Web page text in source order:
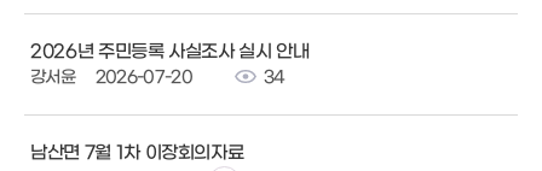
2026년 주민등록 사실조사 실시 안내
강서윤 2026-07-20 34
남산면 7월 1차 이장회의자료